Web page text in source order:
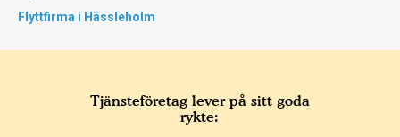
Flyttfirma i Hässleholm
Tjänsteföretag lever på sitt goda
rykte: